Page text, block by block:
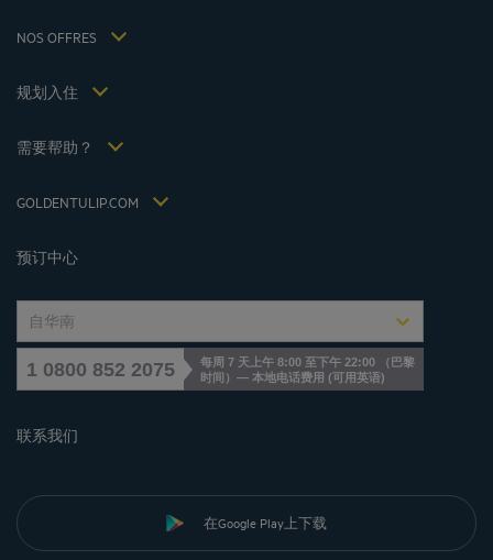
NOS OFFRES
逍遥游优惠（含早餐）
规划入住
会议和活动
需要帮助？
常见问答
GOLDENTULIP.COM
Flavours Instant Benefit 通用使用条款和条件
Politiques de taxes 2023
税收政策 2021
Jin Jiang International
预订中心
自华南
1 0800 852 2075
每周 7 天上午 8:00 至下午 22:00 （巴黎
时间）— 本地电话费用 (可用英语)
联系我们
在Google Play上下载